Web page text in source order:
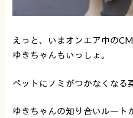
えっと、いまオンエア中の
ゆきちゃんもいっしょ。
ペットにノミがつかなくなる
ゆきちゃんの知り合いルート